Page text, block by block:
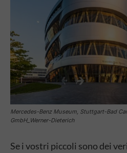
Mercedes-Benz Museum, Stuttgart-Bad
GmbH_Werner-Dieterich
Se i vostri piccoli sono dei